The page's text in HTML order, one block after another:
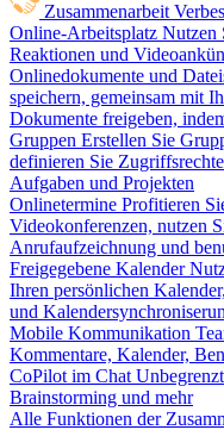
Zusammenarbeit
Online-Arbeitsplatz Nutzen
Reaktionen und
Onlinedokumente und
speichern, gemeinsam mit
Dokumente freigeben,
Gruppen Erstellen Sie
definieren Sie
Aufgaben und Projekten
Onlinetermine Profitieren
Videokonferenzen, nutzen
Anrufaufzeichnung und
Freigegebene Kalender
Ihren persönlichen
und
Mobile Kommunikation
Kommentare, Kalender,
CoPilot im Chat
Brainstorming und mehr
Alle Funktionen der